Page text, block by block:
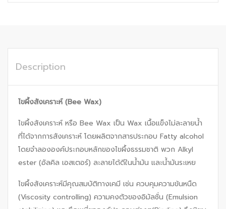
Description
ไขผึ้งสังเคราะห์ (Bee Wax)
ไขผึ้งสังเคราะห์ หรือ Bee Wax เป็น Wax เนื้อแข็งไม่ละลายน้ำ
ที่ได้จากการสังเคราะห์ โดยผลิตจากสารประกอบ Fatty alcohol
โดยจำลององค์ประกอบหลักของไขผึ้งธรรมชาติ พวก Alkyl
ester (อัลคิล เอสเตอร์) ละลายได้ดีในน้ำมัน และน้ำมันระเหย
ไขผึ้งสังเคราะห์มีคุณสมบัติทางเคมี เช่น ควบคุมความข้นหนืด
(Viscosity controlling) ความคงตัวของอิมัลชั่น (Emulsion